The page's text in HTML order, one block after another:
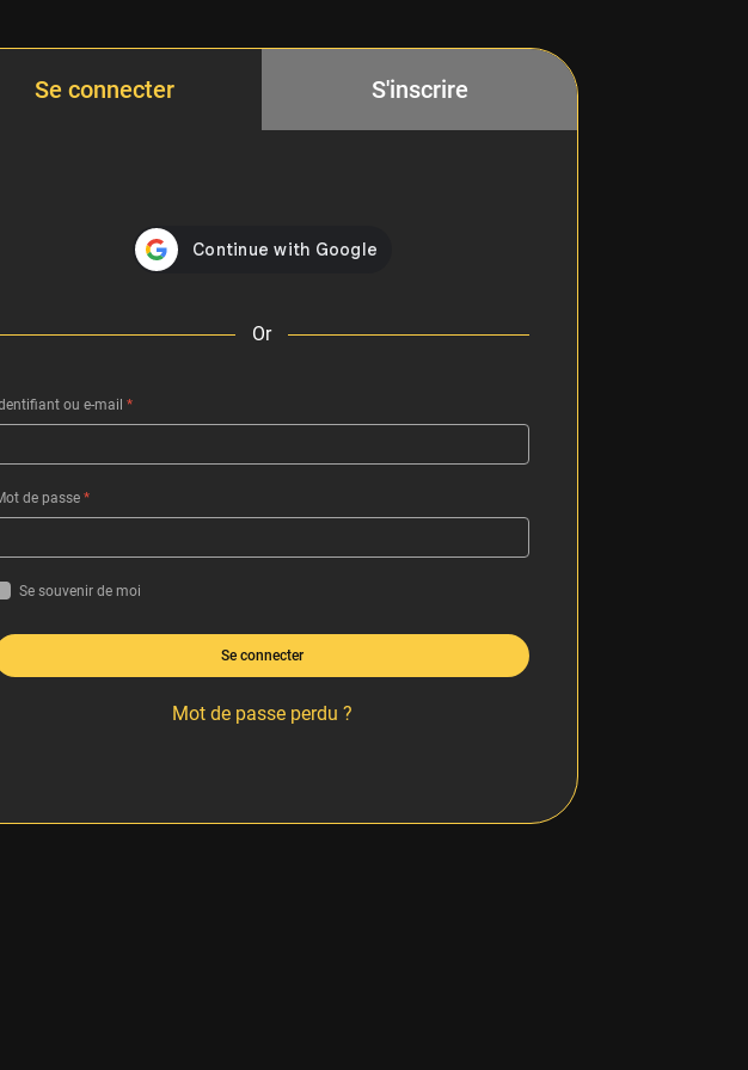
Se connecter S'inscrire
Or
ou e-mail *
de passe *
Se souvenir de moi
Se connecter
Mot de passe perdu ?